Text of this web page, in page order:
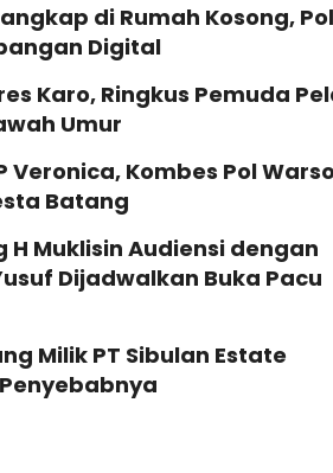
di Rumah Kosong,
Digital
Karo, Ringkus Pemuda
Umur
Veronica, Kombes Pol
Batang
H Muklisin Audiensi dengan
Dijadwalkan Buka Pacu
Milik PT Sibulan Estate